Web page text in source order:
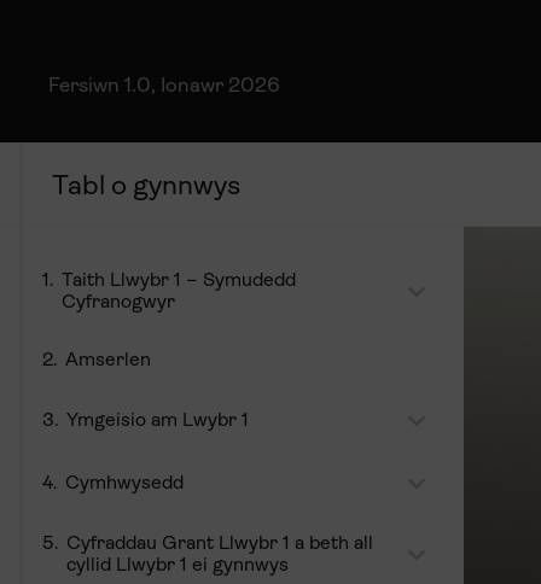
Fersiwn 1.0, Ionawr 2026
Taith Llwybr 1 – Symudedd
Cyfranogwyr
Amserlen
Ymgeisio am Lwybr 1
Cymhwysedd
Cyfraddau Grant Llwybr 1 a beth all
cyllid Llwybr 1 ei gynnwys